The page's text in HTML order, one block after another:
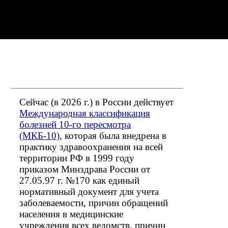
Сейчас (в 2026 г.) в России действует
Международная классификация
болезней 10-го пересмотра
(МКБ-10), которая была внедрена в
практику здравоохранения на всей
территории РФ в 1999 году
приказом Минздрава России от
27.05.97 г. №170 как единый
нормативный документ для учета
заболеваемости, причин обращений
населения в медицинские
учреждения всех ведомств, причин